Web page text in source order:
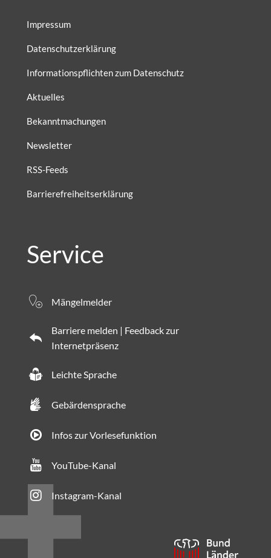
Impressum
Datenschutzerklärung
Informationspflichten zum Datenschutz
Aktuelles
Bekanntmachungen
Newsletter
RSS-Feeds
Barrierefreiheitserklärung
Service
Mängelmelder
Barriere melden | Feedback zur
Internetpräsenz
Leichte Sprache
Gebärdensprache
Infos zur Vorlesefunktion
YouTube-Kanal
Instagram-Kanal